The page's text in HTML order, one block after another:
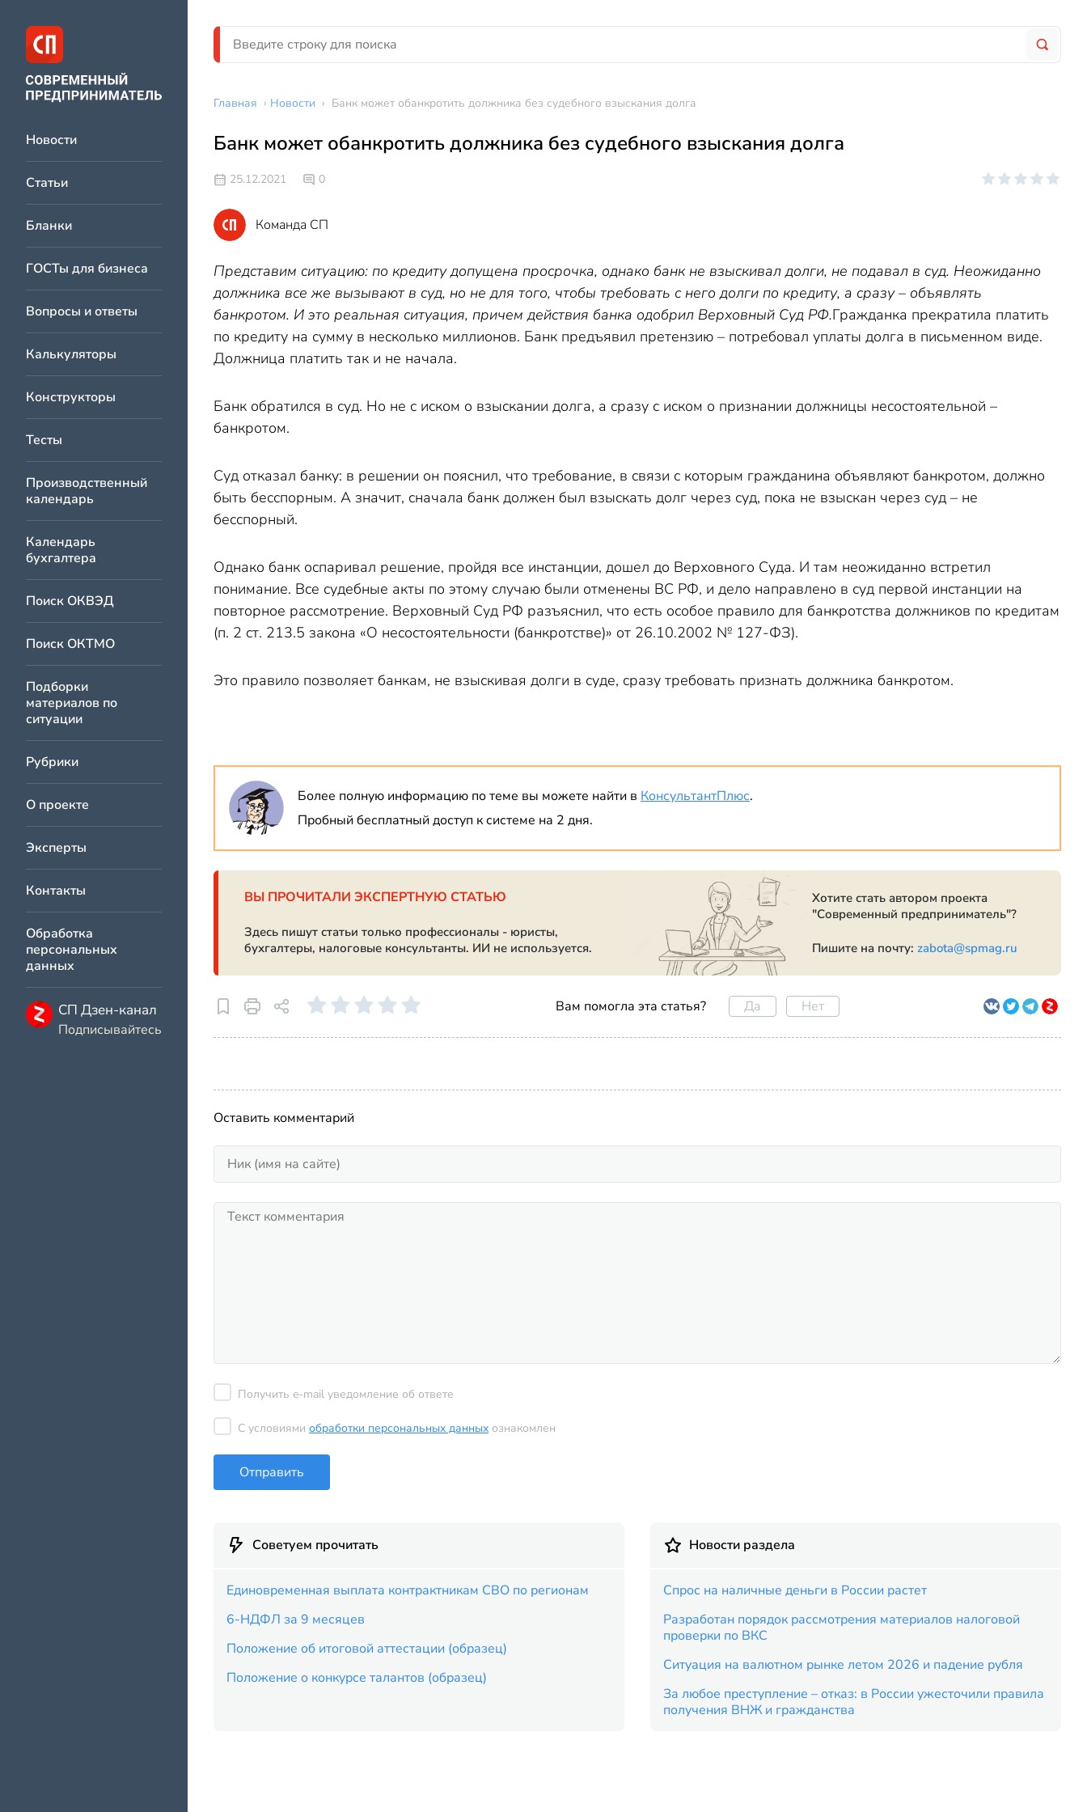
Новости
Статьи
Бланки
ГОСТы для бизнеса
Вопросы и ответы
Калькуляторы
Конструкторы
Тесты
Производственный
календарь
Календарь
бухгалтера
Поиск ОКВЭД
Поиск ОКТМО
Подборки
материалов по
ситуации
Рубрики
О проекте
Эксперты
Контакты
Обработка
персональных
данных
СП Дзен-канал
Подписывайтесь
Главная › Новости › Банк может обанкротить должника без судебного взыскания долга
Банк может обанкротить должника без судебного взыскания долга
25.12.2021 0
Команда СП
Представим ситуацию: по кредиту допущена просрочка, однако банк не взыскивал долги, не подавал в суд. Неожиданно
должника все же вызывают в суд, но не для того, чтобы требовать с него долги по кредиту, а сразу – объявлять
банкротом. И это реальная ситуация, причем действия банка одобрил Верховный Суд РФ.Гражданка прекратила платить
по кредиту на сумму в несколько миллионов. Банк предъявил претензию – потребовал уплаты долга в письменном виде.
Должница платить так и не начала.
Банк обратился в суд. Но не с иском о взыскании долга, а сразу с иском о признании должницы несостоятельной –
банкротом.
Суд отказал банку: в решении он пояснил, что требование, в связи с которым гражданина объявляют банкротом, должно
быть бесспорным. А значит, сначала банк должен был взыскать долг через суд, пока не взыскан через суд – не
бесспорный.
Однако банк оспаривал решение, пройдя все инстанции, дошел до Верховного Суда. И там неожиданно встретил
понимание. Все судебные акты по этому случаю были отменены ВС РФ, и дело направлено в суд первой инстанции на
повторное рассмотрение. Верховный Суд РФ разъяснил, что есть особое правило для банкротства должников по кредитам
(п. 2 ст. 213.5 закона «О несостоятельности (банкротстве)» от 26.10.2002 № 127-ФЗ).
Это правило позволяет банкам, не взыскивая долги в суде, сразу требовать признать должника банкротом.
Более полную информацию по теме вы можете найти в КонсультантПлюс.
Пробный бесплатный доступ к системе на 2 дня.
ВЫ ПРОЧИТАЛИ ЭКСПЕРТНУЮ СТАТЬЮ
Здесь пишут статьи только профессионалы - юристы,
бухгалтеры, налоговые консультанты. ИИ не используется.
Хотите стать автором проекта
"Современный предприниматель"?
Пишите на почту:zabota@spmag.ru
Вам помогла эта статья? Да Нет
Оставить комментарий
Получить e-mail уведомление об ответе
С условиями обработки персональных данных ознакомлен
Отправить
Советуем прочитать
Единовременная выплата контрактникам СВО по регионам
6-НДФЛ за 9 месяцев
Положение об итоговой аттестации (образец)
Положение о конкурсе талантов (образец)
Новости раздела
Спрос на наличные деньги в России растет
Разработан порядок рассмотрения материалов налоговой
проверки по ВКС
Ситуация на валютном рынке летом 2026 и падение рубля
За любое преступление – отказ: в России ужесточили правила
получения ВНЖ и гражданства